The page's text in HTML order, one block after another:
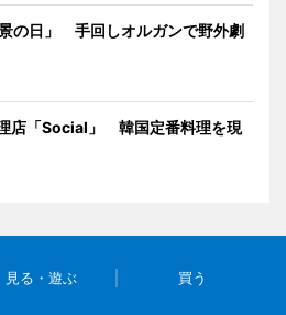
の日」 手回しオルガンで野外劇
店「Social」 韓国定番料理を現
見る・遊ぶ 買う